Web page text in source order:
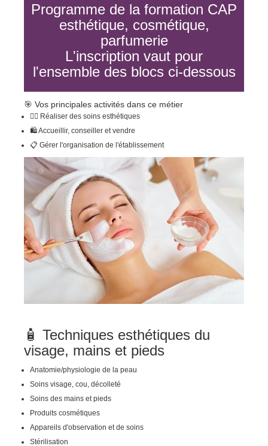
Programme de la formation CAP
esthétique, cosmétique,
parfumerie
L'inscription vaut pour
l'ensemble des blocs ci-dessous
🎯 Vos principales activités dans ce métier
💆‍♀️ Réaliser des soins esthétiques
🛍️ Accueillir, conseiller et vendre
📋 Gérer l'organisation de l'établissement
🧴 Techniques esthétiques du
visage, mains et pieds
Anatomie/physiologie de la peau
Soins visage, cou, décolleté
Soins des mains et pieds
Produits cosmétiques
Appareils d'observation et de soins
Stérilisation